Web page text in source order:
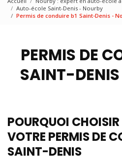
Auto-école Saint-Denis - Nourby
Permis de conduire b1 Saint-Denis -
PERMIS DE
SAINT-
POURQUOI
VOTRE PERMIS DE
SAINT-DENIS